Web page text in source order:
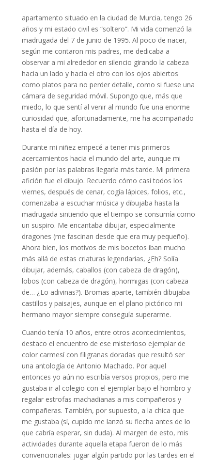
apartamento situado en la ciudad de Murcia, tengo 26
años y mi estado civil es “soltero”. Mi vida comenzó la
madrugada del 7 de junio de 1995. Al poco de nacer,
según me contaron mis padres, me dedicaba a
observar a mi alrededor en silencio girando la cabeza
hacia un lado y hacia el otro con los ojos abiertos
como platos para no perder detalle, como si fuese una
cámara de seguridad móvil. Supongo que, más que
miedo, lo que sentí al venir al mundo fue una enorme
curiosidad que, afortunadamente, me ha acompañado
hasta el día de hoy.
Durante mi niñez empecé a tener mis primeros
acercamientos hacia el mundo del arte, aunque mi
pasión por las palabras llegaría más tarde. Mi primera
afición fue el dibujo. Recuerdo cómo casi todos los
viernes, después de cenar, cogía lápices, folios, etc.,
comenzaba a escuchar música y dibujaba hasta la
madrugada sintiendo que el tiempo se consumía como
un suspiro. Me encantaba dibujar, especialmente
dragones (me fascinan desde que era muy pequeño).
Ahora bien, los motivos de mis bocetos iban mucho
más allá de estas criaturas legendarias, ¿Eh? Solía
dibujar, además, caballos (con cabeza de dragón),
lobos (con cabeza de dragón), hormigas (con cabeza
de… ¿Lo adivinas?). Bromas aparte, también dibujaba
castillos y paisajes, aunque en el plano pictórico mi
hermano mayor siempre conseguía superarme.
Cuando tenía 10 años, entre otros acontecimientos,
destaco el encuentro de ese misterioso ejemplar de
color carmesí con filigranas doradas que resultó ser
una antología de Antonio Machado. Por aquel
entonces yo aún no escribía versos propios, pero me
gustaba ir al colegio con el ejemplar bajo el hombro y
regalar estrofas machadianas a mis compañeros y
compañeras. También, por supuesto, a la chica que
me gustaba (sí, cupido me lanzó su flecha antes de lo
que cabría esperar, sin duda). Al margen de esto, mis
actividades durante aquella etapa fueron de lo más
convencionales: jugar algún partido por las tardes en el